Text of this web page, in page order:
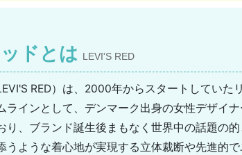
ドとは LEVI'S RED
RED）は、2000年からスタートしていた
ラインとして、デンマーク出身の女性デザイ
り、ブランド誕生後まもなく世界中の話題の的
うような着心地が実現する立体裁断や先進的